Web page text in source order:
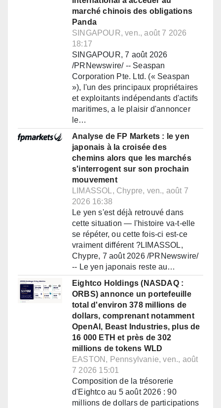
marché chinois des obligations
Panda
SINGAPOUR, ven., août 7 2026
18:17
SINGAPOUR, 7 août 2026
/PRNewswire/ -- Seaspan
Corporation Pte. Ltd. (« Seaspan
»), l'un des principaux propriétaires
et exploitants indépendants d'actifs
maritimes, a le plaisir d'annoncer
le…
Analyse de FP Markets : le yen
japonais à la croisée des
chemins alors que les marchés
s'interrogent sur son prochain
mouvement
LIMASSOL, Chypre, ven., août 7
2026 16:38
Le yen s'est déjà retrouvé dans
cette situation — l'histoire va-t-elle
se répéter, ou cette fois-ci est-ce
vraiment différent ?LIMASSOL,
Chypre, 7 août 2026 /PRNewswire/
-- Le yen japonais reste au…
Eightco Holdings (NASDAQ :
ORBS) annonce un portefeuille
total d'environ 378 millions de
dollars, comprenant notamment
OpenAI, Beast Industries, plus de
16 000 ETH et près de 302
millions de tokens WLD
EASTON, Pennsylvanie, ven., août
7 2026 15:01
Composition de la trésorerie
d'Eightco au 5 août 2026 : 90
millions de dollars de participations